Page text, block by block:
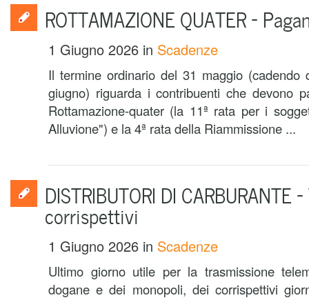
ROTTAMAZIONE QUATER –
1 Giugno 2026 in Scadenze
Il termine ordinario del 31 maggio (cadendo
giugno) riguarda i contribuenti che devono
Rottamazione-quater (la 11ª rata per i
Alluvione") e la 4ª rata della Riammissione ...
DISTRIBUTORI DI CARBURANTE
corrispettivi
1 Giugno 2026 in Scadenze
Ultimo giorno utile per la trasmissione
dogane e dei monopoli, dei corrispettivi